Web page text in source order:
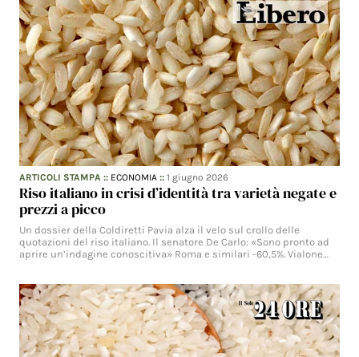
ARTICOLI STAMPA :: ECONOMIA ::1 giugno 2026
Riso italiano in crisi d’identità tra varietà negate e
prezzi a picco
Un dossier della Coldiretti Pavia alza il velo sul crollo delle
quotazioni del riso italiano. Il senatore De Carlo: «Sono pronto ad
aprire un’indagine conoscitiva» Roma e similari -60,5%. Vialone…